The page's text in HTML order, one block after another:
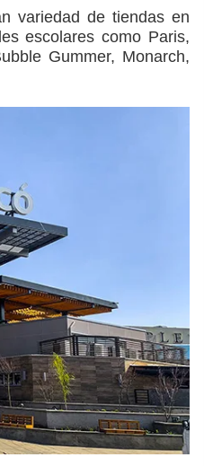
variedad de tiendas en
escolares como Paris,
Gummer, Monarch,